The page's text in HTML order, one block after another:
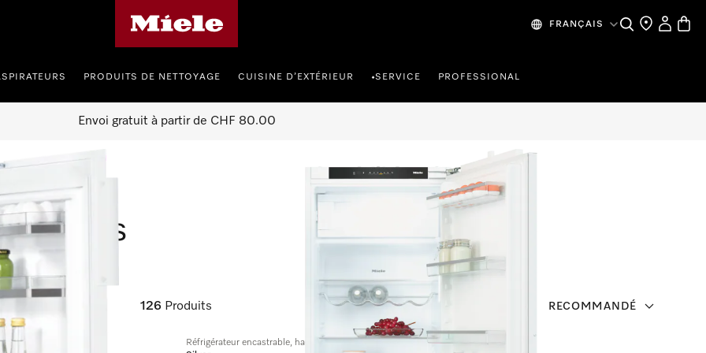
FRANÇAIS SearchFind a store
My
PRODUITS DE NETTOYAGE CUISINE D’EXTÉRIEUR •SERVICE PROFESSIONAL
Envoi gratuit à partir de CHF 80.00
126 Produits RECOMMANDÉ
Réfrigérateur encastrable, hauteur de niche de 122 cm